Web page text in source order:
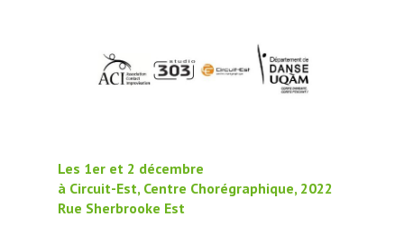
Les 1er et 2 décembre
à Circuit-Est, Centre Chorégraphique, 2022
Rue Sherbrooke Est‬